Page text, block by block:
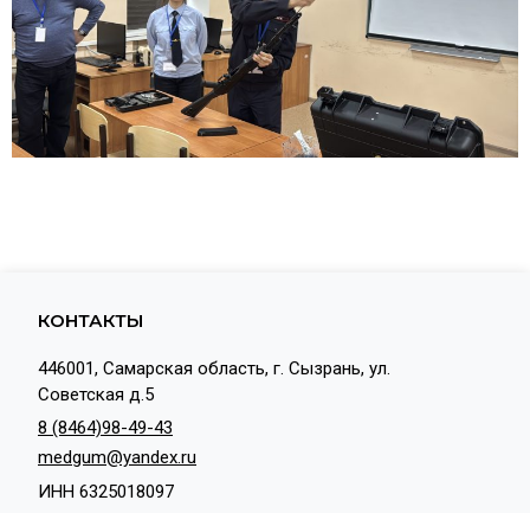
КОНТАКТЫ
446001, Самарская область, г. Сызрань, ул.
Советская д.5
8 (8464)98-49-43
medgum@yandex.ru
ИНН 6325018097